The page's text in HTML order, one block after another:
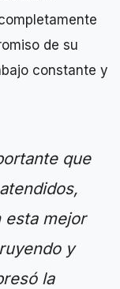
de su
constante y
que
esta mejor
y
la